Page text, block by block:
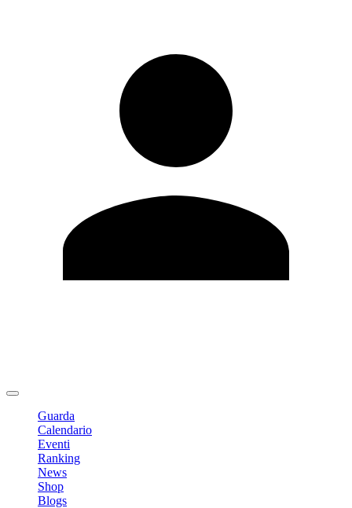
Guarda
Calendario
Eventi
Ranking
News
Shop
Blogs